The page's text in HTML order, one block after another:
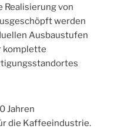
von
werden
Ausbaustufen
komplette
Jahren
die Kaffeeindustrie.